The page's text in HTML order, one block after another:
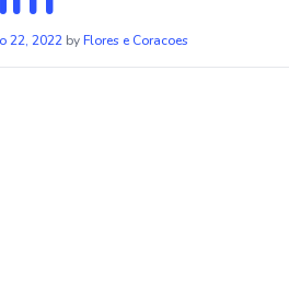
22, 2022 byFlores e Coracoes